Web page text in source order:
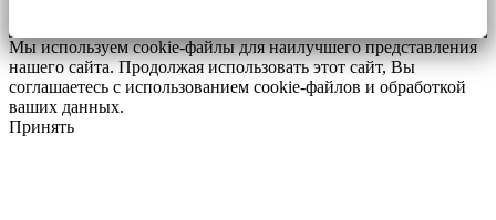
Мы используем cookie-файлы для наилучшего представления
нашего сайта. Продолжая использовать этот сайт, Вы
соглашаетесь с использованием cookie-файлов и обработкой
ваших данных.
Принять